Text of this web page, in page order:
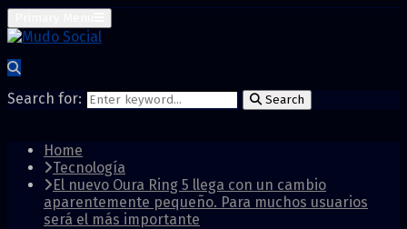
Search for: Search
Home
Tecnología
El nuevo Oura Ring 5 llega con un cambio
aparentemente pequeño. Para muchos usuarios
será el más importante